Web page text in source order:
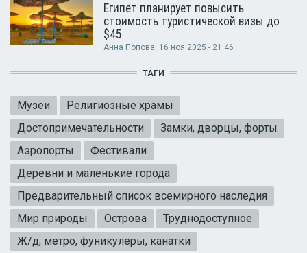
Египет планирует повысить
стоимость туристической визы до
$45
Анна Попова, 16 ноя 2025 - 21:46
ТАГИ
Музеи
Религиозные храмы
Достопримечательности
Замки, дворцы, форты
Аэропорты
Фестивали
Деревни и маленькие города
Предварительный список всемирного наследия
Мир природы
Острова
Труднодоступное
Ж/д, метро, фуникулеры, канатки